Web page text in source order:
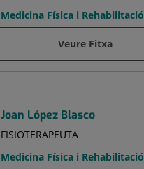
Medicina Física i Rehabilitació
Veure Fitxa
Joan López Blasco
FISIOTERAPEUTA
Medicina Física i Rehabilitació